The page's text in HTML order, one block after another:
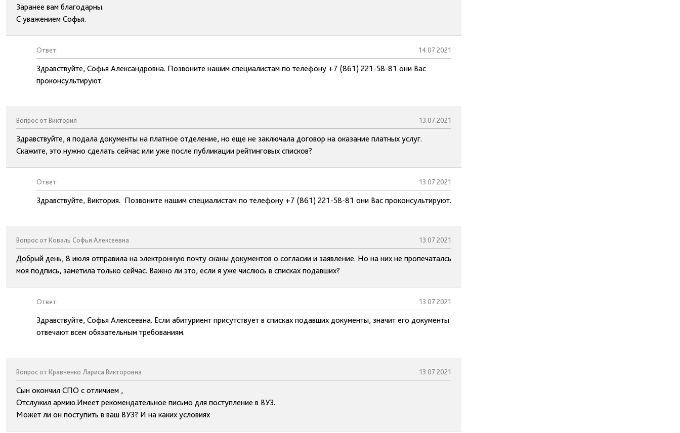
Заранее вам благодарны.
С уважением Софья.
Ответ: 14.07.2021
Здравствуйте, Софья Александровна. Позвоните нашим специалистам по телефону +7 (861) 221-58-81 они Вас
проконсультируют.
Вопрос от Виктория 13.07.2021
Здравствуйте, я подала документы на платное отделение, но еще не заключала договор на оказание платных услуг.
Скажите, это нужно сделать сейчас или уже после публикации рейтинговых списков?
Ответ: 13.07.2021
Здравствуйте, Виктория. Позвоните нашим специалистам по телефону +7 (861) 221-58-81 они Вас проконсультируют.
Вопрос от Коваль Софья Алексеевна 13.07.2021
Добрый день, 8 июля отправила на электронную почту сканы документов о согласии и заявление. Но на них не пропечаталсь
моя подпись, заметила только сейчас. Важно ли это, если я уже числюсь в списках подавших?
Ответ: 13.07.2021
Здравствуйте, Софья Алексеевна. Если абитуриент присутствует в списках подавших документы, значит его документы
отвечают всем обязательным требованиям.
Вопрос от Кравченко Лариса Викторовна 13.07.2021
Сын окончил СПО с отличием ,
Отслужил армию.Имеет рекомендательное письмо для поступление в ВУЗ.
Может ли он поступить в ваш ВУЗ? И на каких условиях